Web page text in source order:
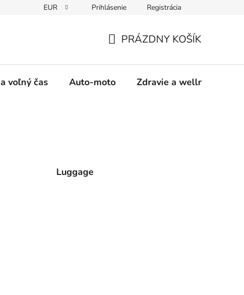
Moja objednávka
EUR Prihlásenie Registrácia
KOŠÍK
PRÁZDNY KOŠÍK
voľný čas Auto-moto Zdravie a wellness
Luggage